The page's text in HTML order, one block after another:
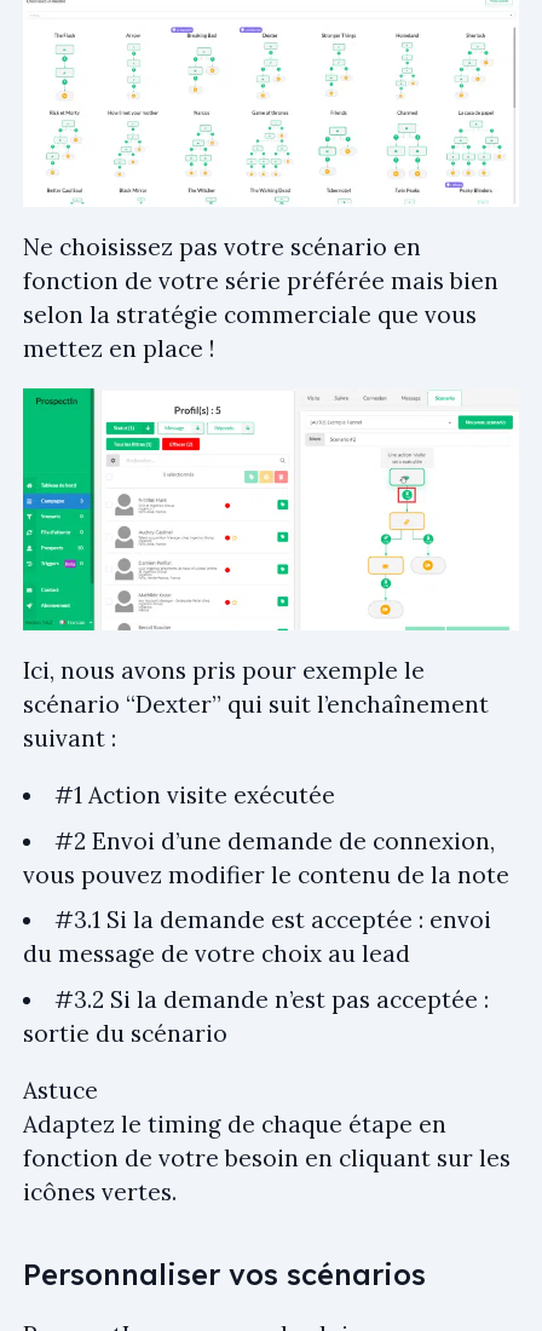
Ne choisissez pas votre scénario en
fonction de votre série préférée mais bien
selon la stratégie commerciale que vous
mettez en place !
Ici, nous avons pris pour exemple le
scénario “Dexter” qui suit l’enchaînement
suivant :
#1 Action visite exécutée
#2 Envoi d’une demande de connexion,
vous pouvez modifier le contenu de la note
#3.1 Si la demande est acceptée : envoi
du message de votre choix au lead
#3.2 Si la demande n’est pas acceptée :
sortie du scénario
Astuce
Adaptez le timing de chaque étape en
fonction de votre besoin en cliquant sur les
icônes vertes.
Personnaliser vos scénarios